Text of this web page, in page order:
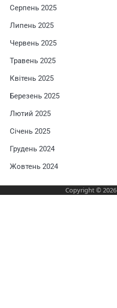
Серпень 2025
Липень 2025
Червень 2025
Травень 2025
Квітень 2025
Березень 2025
Лютий 2025
Січень 2025
Грудень 2024
Жовтень 2024
Copyright © 2026